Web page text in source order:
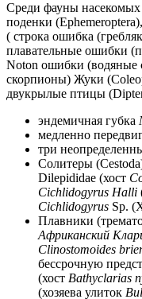
Среди фауны насекомых
поденки
( строка ошибка
плавательные ошибки
Noton ошибки (водяные
скорпионы) Жуки
двукрылые птицы
эндемичная губка
медленно
три
Солитеры
Dilepididae (хост
Cichlidogyrus Halli
Cichlidogyrus Sp.
Плавники
Африканский
Clinostomoides
бессрочную
(хост Bathyclarias
(хозяева улиток